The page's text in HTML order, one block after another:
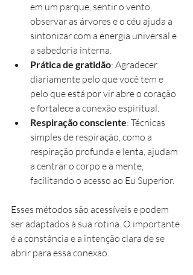
em um parque, sentir o vento,
observar as árvores e o céu ajuda a
sintonizar com a energia universal e
a sabedoria interna.
Prática de gratidão: Agradecer
diariamente pelo que você tem e
pelo que está por vir abre o coração
e fortalece a conexão espiritual.
Respiração consciente: Técnicas
simples de respiração, como a
respiração profunda e lenta, ajudam
a centrar o corpo e a mente,
facilitando o acesso ao Eu Superior.
Esses métodos são acessíveis e podem
ser adaptados à sua rotina. O importante
é a constância e a intenção clara de se
abrir para essa conexão.